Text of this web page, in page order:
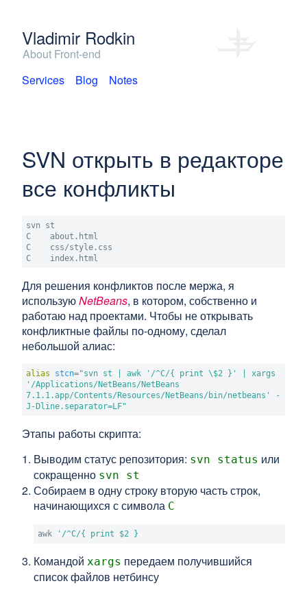
Vladimir Rodkin
About Front-end
Services
Blog Notes
SVN открыть в редакторе
все конфликты
svn st
C    about.html
C    css/style.css
C    index.html
Для решения конфликтов после мержа, я
используюNetBeans, в котором, собственно и
работаю над проектами. Чтобы не открывать
конфликтные файлы по-одному, сделал
небольшой алиас:
alias stcn="svn st | awk '/^C/{ print \$2 }' | xargs
'/Applications/NetBeans/NetBeans
7.1.1.app/Contents/Resources/NetBeans/bin/netbeans' -
J-Dline.separator=LF"
Этапы работы скрипта:
Выводим статус репозитория: svn status или
сокращенно svn st
Собираем в одну строку вторую часть строк,
начинающихся с символа C
awk '/^C/{ print $2 }
Командой xargs передаем получившийся
список файлов нетбинсу